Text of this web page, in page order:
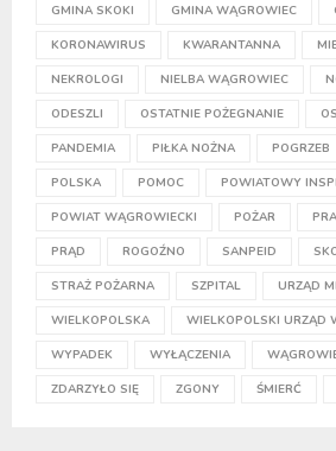
GMINA SKOKI GMINA WĄGROWIEC
KORONAWIRUS KWARANTANNA
NEKROLOGI NIELBA WĄGROWIEC
ODESZLI OSTATNIE POŻEGNANIE
PANDEMIA PIŁKA NOŻNA POGRZEB
POLSKA POMOC POWIATOWY
POWIAT WĄGROWIECKI POŻAR
PRĄD ROGOŹNO SANPEID
STRAŻ POŻARNA SZPITAL URZĄD
WIELKOPOLSKA WIELKOPOLSKI URZĄD
WYPADEK WYŁĄCZENIA
ZDARZYŁO SIĘ ZGONY ŚMIERĆ